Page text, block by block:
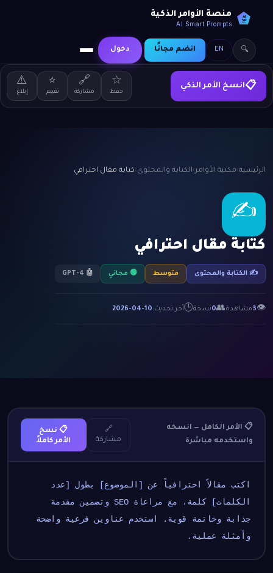
AI
SP
منصة الأوامر الذكية
AI Smart Prompts
🔍
EN انضم مجانًا دخول
📋انسخ الأمر الذكي ☆
حفظ
🔗
مشاركة
⭐
تقييم
⚠️
إبلاغ
الرئيسية›مكتبة الأوامر›الكتابة والمحتوى›كتابة مقال احترافي
✍️
كتابة مقال احترافي
✍️ الكتابة والمحتوى متوسط 🟢 مجاني 🤖 GPT-4
👁
3مشاهدة👥
0نسخة🕒آخر تحديث:2026-04-10
📋 الأمر الكامل — انسخه
واستخدمه مباشرة
🔗
مشاركة
📋 نسخ
الأمر كاملاً
وأمثلة عملية.